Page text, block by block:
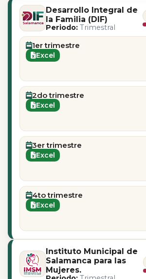
Desarrollo Integral de
la Familia (DIF)
Periodo: Trimestral
1er trimestre
Excel
2do trimestre
Excel
3er trimestre
Excel
4to trimestre
Excel
Instituto Municipal de
Salamanca para las
Mujeres.